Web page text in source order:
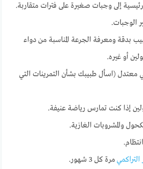
إلى وجبات صغيرة على فترات متقاربة.
الوجبات.
بدقة ومعرفة الجرعة المناسبة من دواء
أو غيره.
معتدل (اسأل طبيبك بشأن التمرينات التي
إذا كنت تمارس رياضة عنيفة.
والمشروبات الغازية.
مرة كل 3 شهور.